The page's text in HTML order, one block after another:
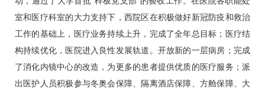
室和医疗科室的大力支持下，西院区在积极做好新冠防疫和救治
工作的基础上，医疗业务持续上升，完成了全年总目标；医疗结
构持续优化，医院进入良性发展轨道。开放新的一层病房；完成
了消化内镜中心的改造，为更多的患者提供优质的医疗服务；派
出医护人员积极参与冬奥会保障、隔离酒店保障、方舱保障、大